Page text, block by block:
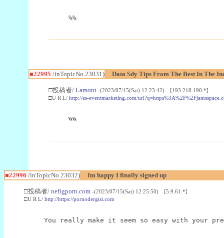
%%
■22995 /inTopicNo.23031) Data Sdy Tips From The Best In The
□投稿者/ Lamont -(2023/07/15(Sat) 12:23:42) [193.218.190.*]
□U R L/ http://es-eventmarketing.com/
%%
■22996 /inTopicNo.23032) Im happy I finally signed up
□投稿者/ nefigporn.com -(2023/07/15(Sat) 12:25:50) [5.9.61.*]
□U R L/ http://https://pornodergisi.com
You really make it seem so easy with your